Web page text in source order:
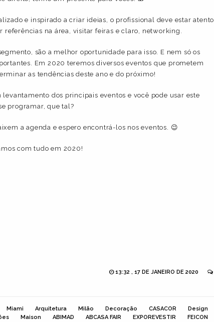
e inspirado a criar ideias, o profissional deve estar atento
referências na área, visitar feiras e claro, networking.
são a melhor oportunidade para isso. E nem só os
Em 2020 teremos diversos eventos que prometem
as tendências deste ano e do próximo!
dos principais eventos e você pode usar este
programar, que tal?
a agenda e espero encontrá-los nos eventos. 😉
com tudo em 2020!
13:32 , 17 DE JANEIRO DE 2020
Miami Arquitetura Milão Decoração CASACOR
Design
Maison ABIMAD ABCASA FAIR EXPOREVESTIR
FEICON